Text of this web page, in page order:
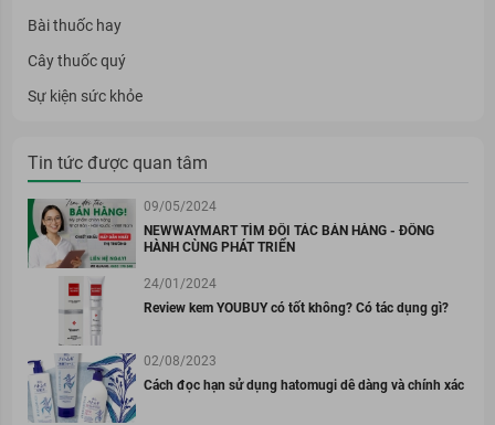
Bài thuốc hay
Cây thuốc quý
Sự kiện sức khỏe
Tin tức được quan tâm
09/05/2024
NEWWAYMART TÌM ĐỐI TÁC BÁN HÀNG - ĐỒNG
HÀNH CÙNG PHÁT TRIỂN
24/01/2024
Review kem YOUBUY có tốt không? Có tác dụng gì?
02/08/2023
Cách đọc hạn sử dụng hatomugi dễ dàng và chính xác